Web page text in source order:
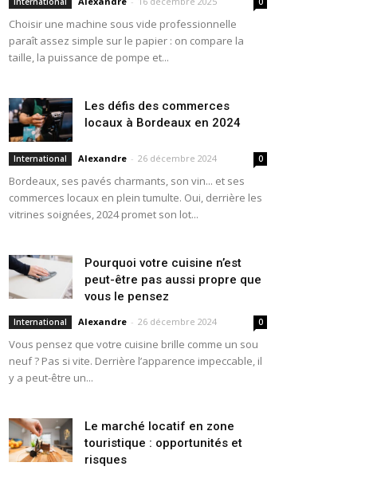
Choisir une machine sous vide professionnelle
paraît assez simple sur le papier : on compare la
taille, la puissance de pompe et...
Les défis des commerces
locaux à Bordeaux en 2024
International Alexandre - 26 décembre 2024 0
Bordeaux, ses pavés charmants, son vin... et ses
commerces locaux en plein tumulte. Oui, derrière les
vitrines soignées, 2024 promet son lot...
Pourquoi votre cuisine n’est
peut-être pas aussi propre que
vous le pensez
International Alexandre - 26 décembre 2024 0
Vous pensez que votre cuisine brille comme un sou
neuf ? Pas si vite. Derrière l’apparence impeccable, il
y a peut-être un...
Le marché locatif en zone
touristique : opportunités et
risques